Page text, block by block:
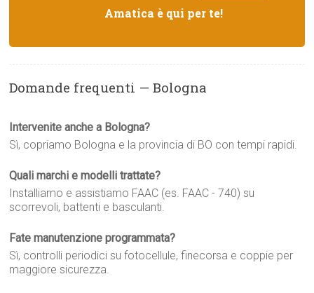
Amatica è qui per te!
Domande frequenti — Bologna
Intervenite anche a Bologna?
Sì, copriamo Bologna e la provincia di BO con tempi rapidi.
Quali marchi e modelli trattate?
Installiamo e assistiamo FAAC (es. FAAC - 740) su
scorrevoli, battenti e basculanti.
Fate manutenzione programmata?
Sì, controlli periodici su fotocellule, finecorsa e coppie per
maggiore sicurezza.